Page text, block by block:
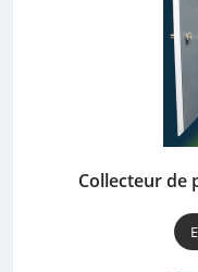
Collecteur de